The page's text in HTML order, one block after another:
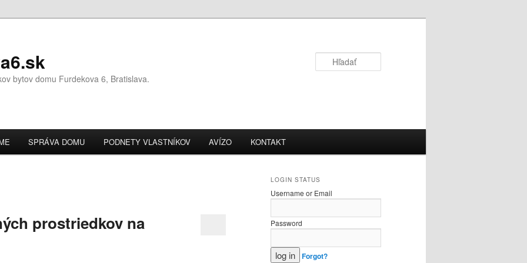
bytov domu Furdekova 6, Bratislava.
SPRÁVA DOMU PODNETY VLASTNÍKOV AVÍZO KONTAKT
prostriedkov na
LOGIN STATUS
Username or Email
Password
Forgot?